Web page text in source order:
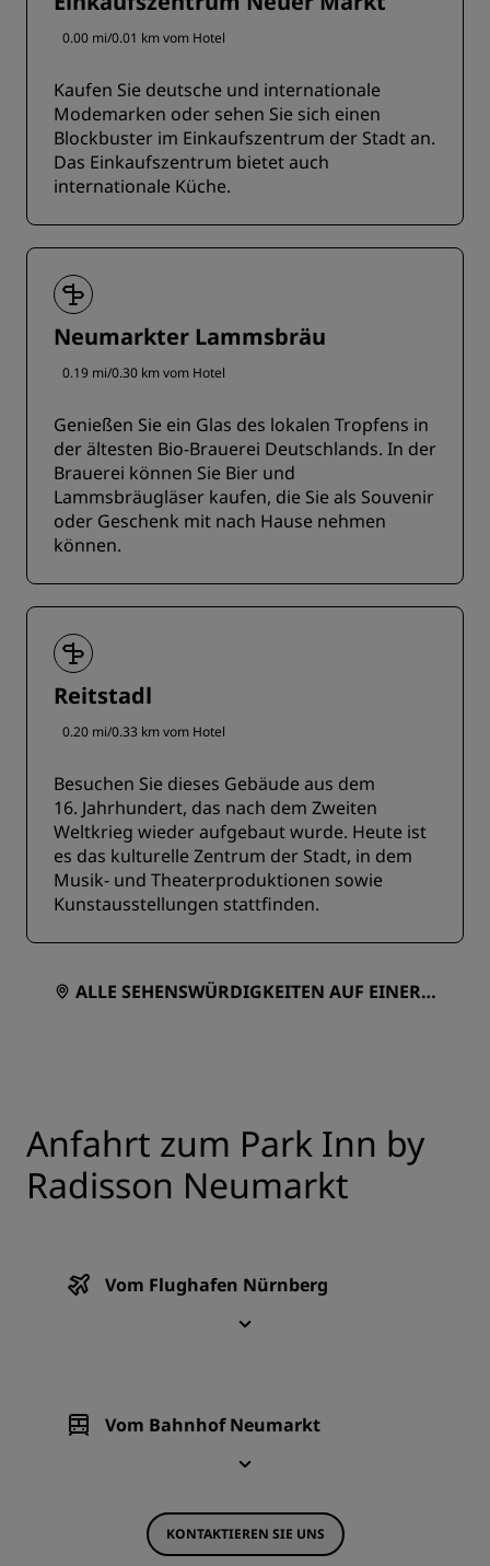
0.00 mi/0.01 km vom Hotel
Kaufen Sie deutsche und internationale
Modemarken oder sehen Sie sich einen
Blockbuster im Einkaufszentrum der Stadt an.
Das Einkaufszentrum bietet auch
internationale Küche.
Neumarkter Lammsbräu
0.19 mi/0.30 km vom Hotel
Genießen Sie ein Glas des lokalen Tropfens in
der ältesten Bio-Brauerei Deutschlands. In der
Brauerei können Sie Bier und
Lammsbräugläser kaufen, die Sie als Souvenir
oder Geschenk mit nach Hause nehmen
können.
Reitstadl
0.20 mi/0.33 km vom Hotel
Besuchen Sie dieses Gebäude aus dem
16. Jahrhundert, das nach dem Zweiten
Weltkrieg wieder aufgebaut wurde. Heute ist
es das kulturelle Zentrum der Stadt, in dem
Musik- und Theaterproduktionen sowie
Kunstausstellungen stattfinden.
ALLE SEHENSWÜRDIGKEITEN AUF EINER K
Anfahrt zum Park Inn by
Radisson Neumarkt
Vom Flughafen Nürnberg
Vom Bahnhof Neumarkt
KONTAKTIEREN SIE UNS